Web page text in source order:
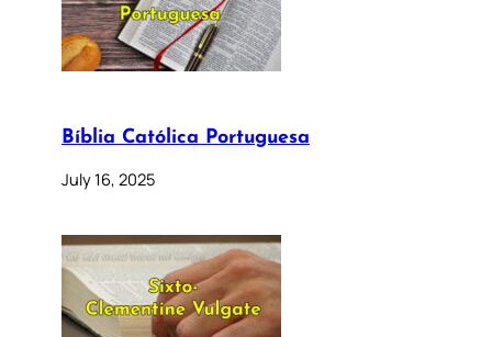
Bíblia Católica Portuguesa
July 16, 2025